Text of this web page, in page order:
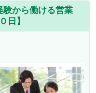
から働ける営業
日】